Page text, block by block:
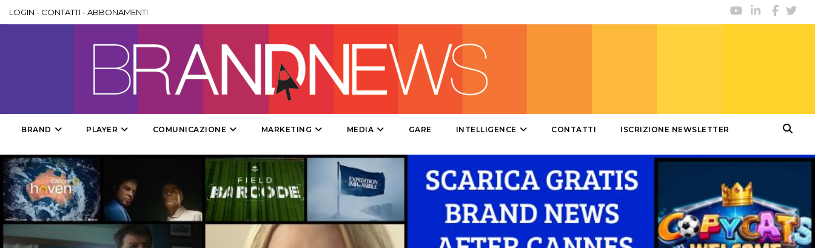
DESIGN
EVENTI
MOBILE
PRODOTTI
PUNTI VENDITA
CSR
LOGIN - CONTATTI -ABBONAMENTI
BRAND PLAYER COMUNICAZIONE MARKETING MEDIA GARE INTELLIGENCE CONTATTI ISCRIZIONE NEWSLETTER